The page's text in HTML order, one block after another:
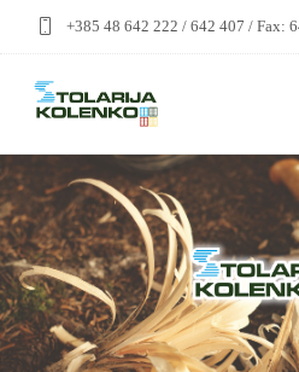
+385 48 642 222 / 642 407 / Fax: